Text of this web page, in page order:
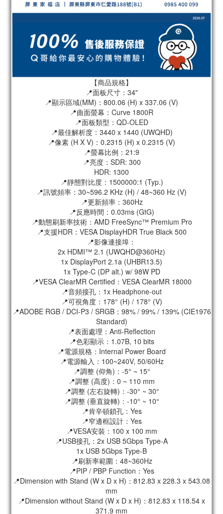
【商品規格】
📍面板尺寸：34"
📍顯示區域(MM)：800.06 (H) x 337.06 (V)
📍曲面螢幕：Curve 1800R
📍面板類型：QD-OLED
📍最佳解析度：3440 x 1440 (UWQHD)
📍像素 (H X V)：0.2315 (H) x 0.2315 (V)
📍螢幕比例：21:9
📍亮度：SDR: 300
HDR: 1300
📍靜態對比度：1500000:1 (Typ.)
📍訊號頻率：30~596.2 KHz (H) / 48~360 Hz (V)
📍更新頻率：360Hz
📍反應時間：0.03ms (GtG)
📍動態刷新率技術：AMD FreeSync™ Premium Pro
📍支援HDR：VESA DisplayHDR True Black 500
📍影像連接埠：
2x HDMI™ 2.1 (UWQHD@360Hz)
1x DisplayPort 2.1a (UHBR13.5)
1x Type-C (DP alt.) w/ 98W PD
📍VESA ClearMR Certified：VESA ClearMR 18000
📍音頻接孔：1x Headphone-out
📍可視角度：178° (H) / 178° (V)
📍ADOBE RGB / DCI-P3 / SRGB：98% / 99% / 139% (CIE1976
Standard)
📍表面處理：Anti-Reflection
📍色彩顯示：1.07B, 10 bits
📍電源規格：Internal Power Board
📍電源輸入：100~240V, 50/60Hz
📍調整 (仰角)：-5° ~ 15°
📍調整 (高度)：0 ~ 110 mm
📍調整 (左右旋轉)：-30° ~ 30°
📍調整 (垂直旋轉)：-10° ~ 10°
📍肯辛頓鎖孔：Yes
📍窄邊框設計：Yes
📍VESA安裝：100 x 100 mm
📍USB接孔：2x USB 5Gbps Type-A
1x USB 5Gbps Type-B
📍刷新率範圍：48~360Hz
📍PIP / PBP Function：Yes
📍Dimension with Stand (W x D x H)：812.83 x 228.3 x 543.08
mm
📍Dimension without Stand (W x D x H)：812.83 x 118.54 x
371.9 mm